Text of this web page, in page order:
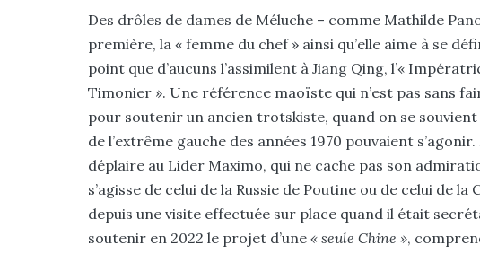
Des drôles de dames de Méluche – comme Mathilde
première, la « femme du chef » ainsi qu’elle aime à se
point que d’aucuns l’assimilent à Jiang Qing, l’«
Timonier ». Une référence maoïste qui n’est pas sans
pour soutenir un ancien trotskiste, quand on se
de l’extrême gauche des années 1970 pouvaient
déplaire au Lider Maximo, qui ne cache pas son
s’agisse de celui de la Russie de Poutine ou de celui de
depuis une visite effectuée sur place quand il était
soutenir en 2022 le projet d’une « seule Chine »,